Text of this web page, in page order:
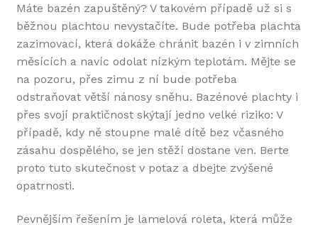
Máte bazén zapuštěný? V takovém případě už si s
běžnou plachtou nevystačíte. Bude potřeba plachta
zazimovací, která dokáže chránit bazén i v zimních
měsících a navíc odolat nízkým teplotám. Mějte se
na pozoru, přes zimu z ní bude potřeba
odstraňovat větší nánosy sněhu. Bazénové plachty i
přes svojí praktičnost skýtají jedno velké riziko: V
případě, kdy ně stoupne malé dítě bez včasného
zásahu dospělého, se jen stěží dostane ven. Berte
proto tuto skutečnost v potaz a dbejte zvýšené
opatrnosti.
Pevnějším řešením je lamelová roleta, která může